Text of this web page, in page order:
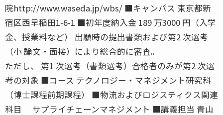
院http://www.waseda.jp/wbs/ ■キャンパス 東京都新
宿区西早稲田1-6-1 ■初年度納入金 189 万3000 円（入学
金、授業料など） 出願時の提出書類および第2 次選考
（小 論文・面接）により総合的に審査。
ただし、 第1 次選考（書類選考）合格者のみが第2 次選
考の対象 ■コース テクノロジー・マネジメント研究科
（博士課程前期課程） ■物流およびロジスティクス関連
科目 サプライチェーンマネジメント ■講義担当 青山